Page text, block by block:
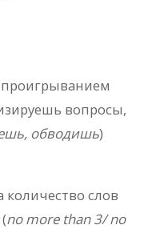
вопросы,
обводишь)
слов
no more than 3/ no